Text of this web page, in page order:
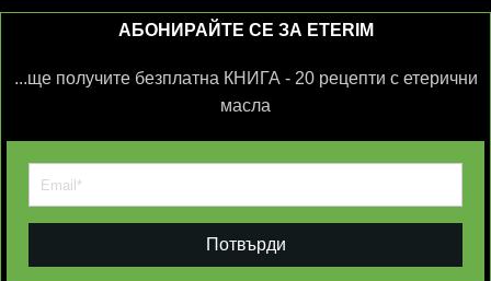
АБОНИРАЙТЕ СЕ ЗА ETERIM
...ще получите безплатна КНИГА - 20 рецепти с етерични
масла
Потвърди